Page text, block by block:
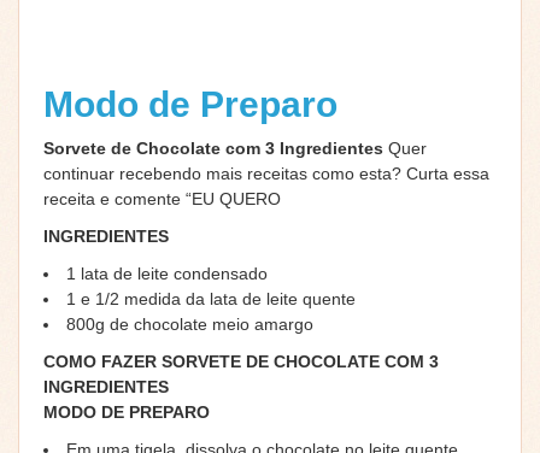
Modo de Preparo
Sorvete de Chocolate com 3 Ingredientes Quer
continuar recebendo mais receitas como esta? Curta essa
receita e comente “EU QUERO
INGREDIENTES
1 lata de leite condensado
1 e 1/2 medida da lata de leite quente
800g de chocolate meio amargo
COMO FAZER SORVETE DE CHOCOLATE COM 3
INGREDIENTES
MODO DE PREPARO